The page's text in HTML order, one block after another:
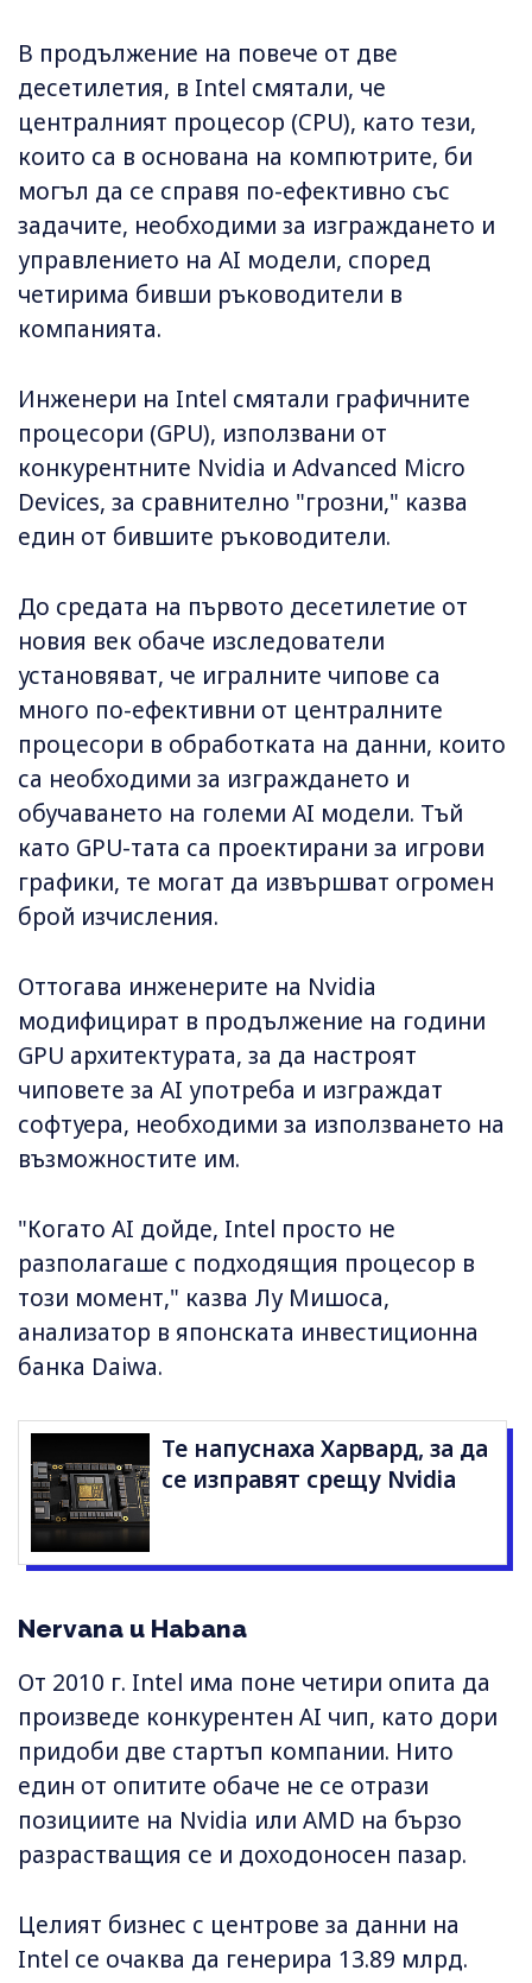
В продължение на повече от две
десетилетия, в Intel смятали, че
централният процесор (CPU), като тези,
които са в основана на компютрите, би
могъл да се справя по-ефективно със
задачите, необходими за изграждането и
управлението на AI модели, според
четирима бивши ръководители в
компанията.
Инженери на Intel смятали графичните
процесори (GPU), използвани от
конкурентните Nvidia и Advanced Micro
Devices, за сравнително "грозни," казва
един от бившите ръководители.
До средата на първото десетилетие от
новия век обаче изследователи
установяват, че игралните чипове са
много по-ефективни от централните
процесори в обработката на данни, които
са необходими за изграждането и
обучаването на големи AI модели. Тъй
като GPU-тата са проектирани за игрови
графики, те могат да извършват огромен
брой изчисления.
Оттогава инженерите на Nvidia
модифицират в продължение на години
GPU архитектурата, за да настроят
чиповете за AI употреба и изграждат
софтуера, необходими за използването на
възможностите им.
"Когато AI дойде, Intel просто не
разполагаше с подходящия процесор в
този момент," казва Лу Мишоса,
анализатор в японската инвестиционна
банка Daiwa.
Те напуснаха Харвард, за да
се изправят срещу Nvidia
Nervana и Habana
От 2010 г. Intel има поне четири опита да
произведе конкурентен AI чип, като дори
придоби две стартъп компании. Нито
един от опитите обаче не се отрази
позициите на Nvidia или AMD на бързо
разрастващия се и доходоносен пазар.
Целият бизнес с центрове за данни на
Intel се очаква да генерира 13.89 млрд.